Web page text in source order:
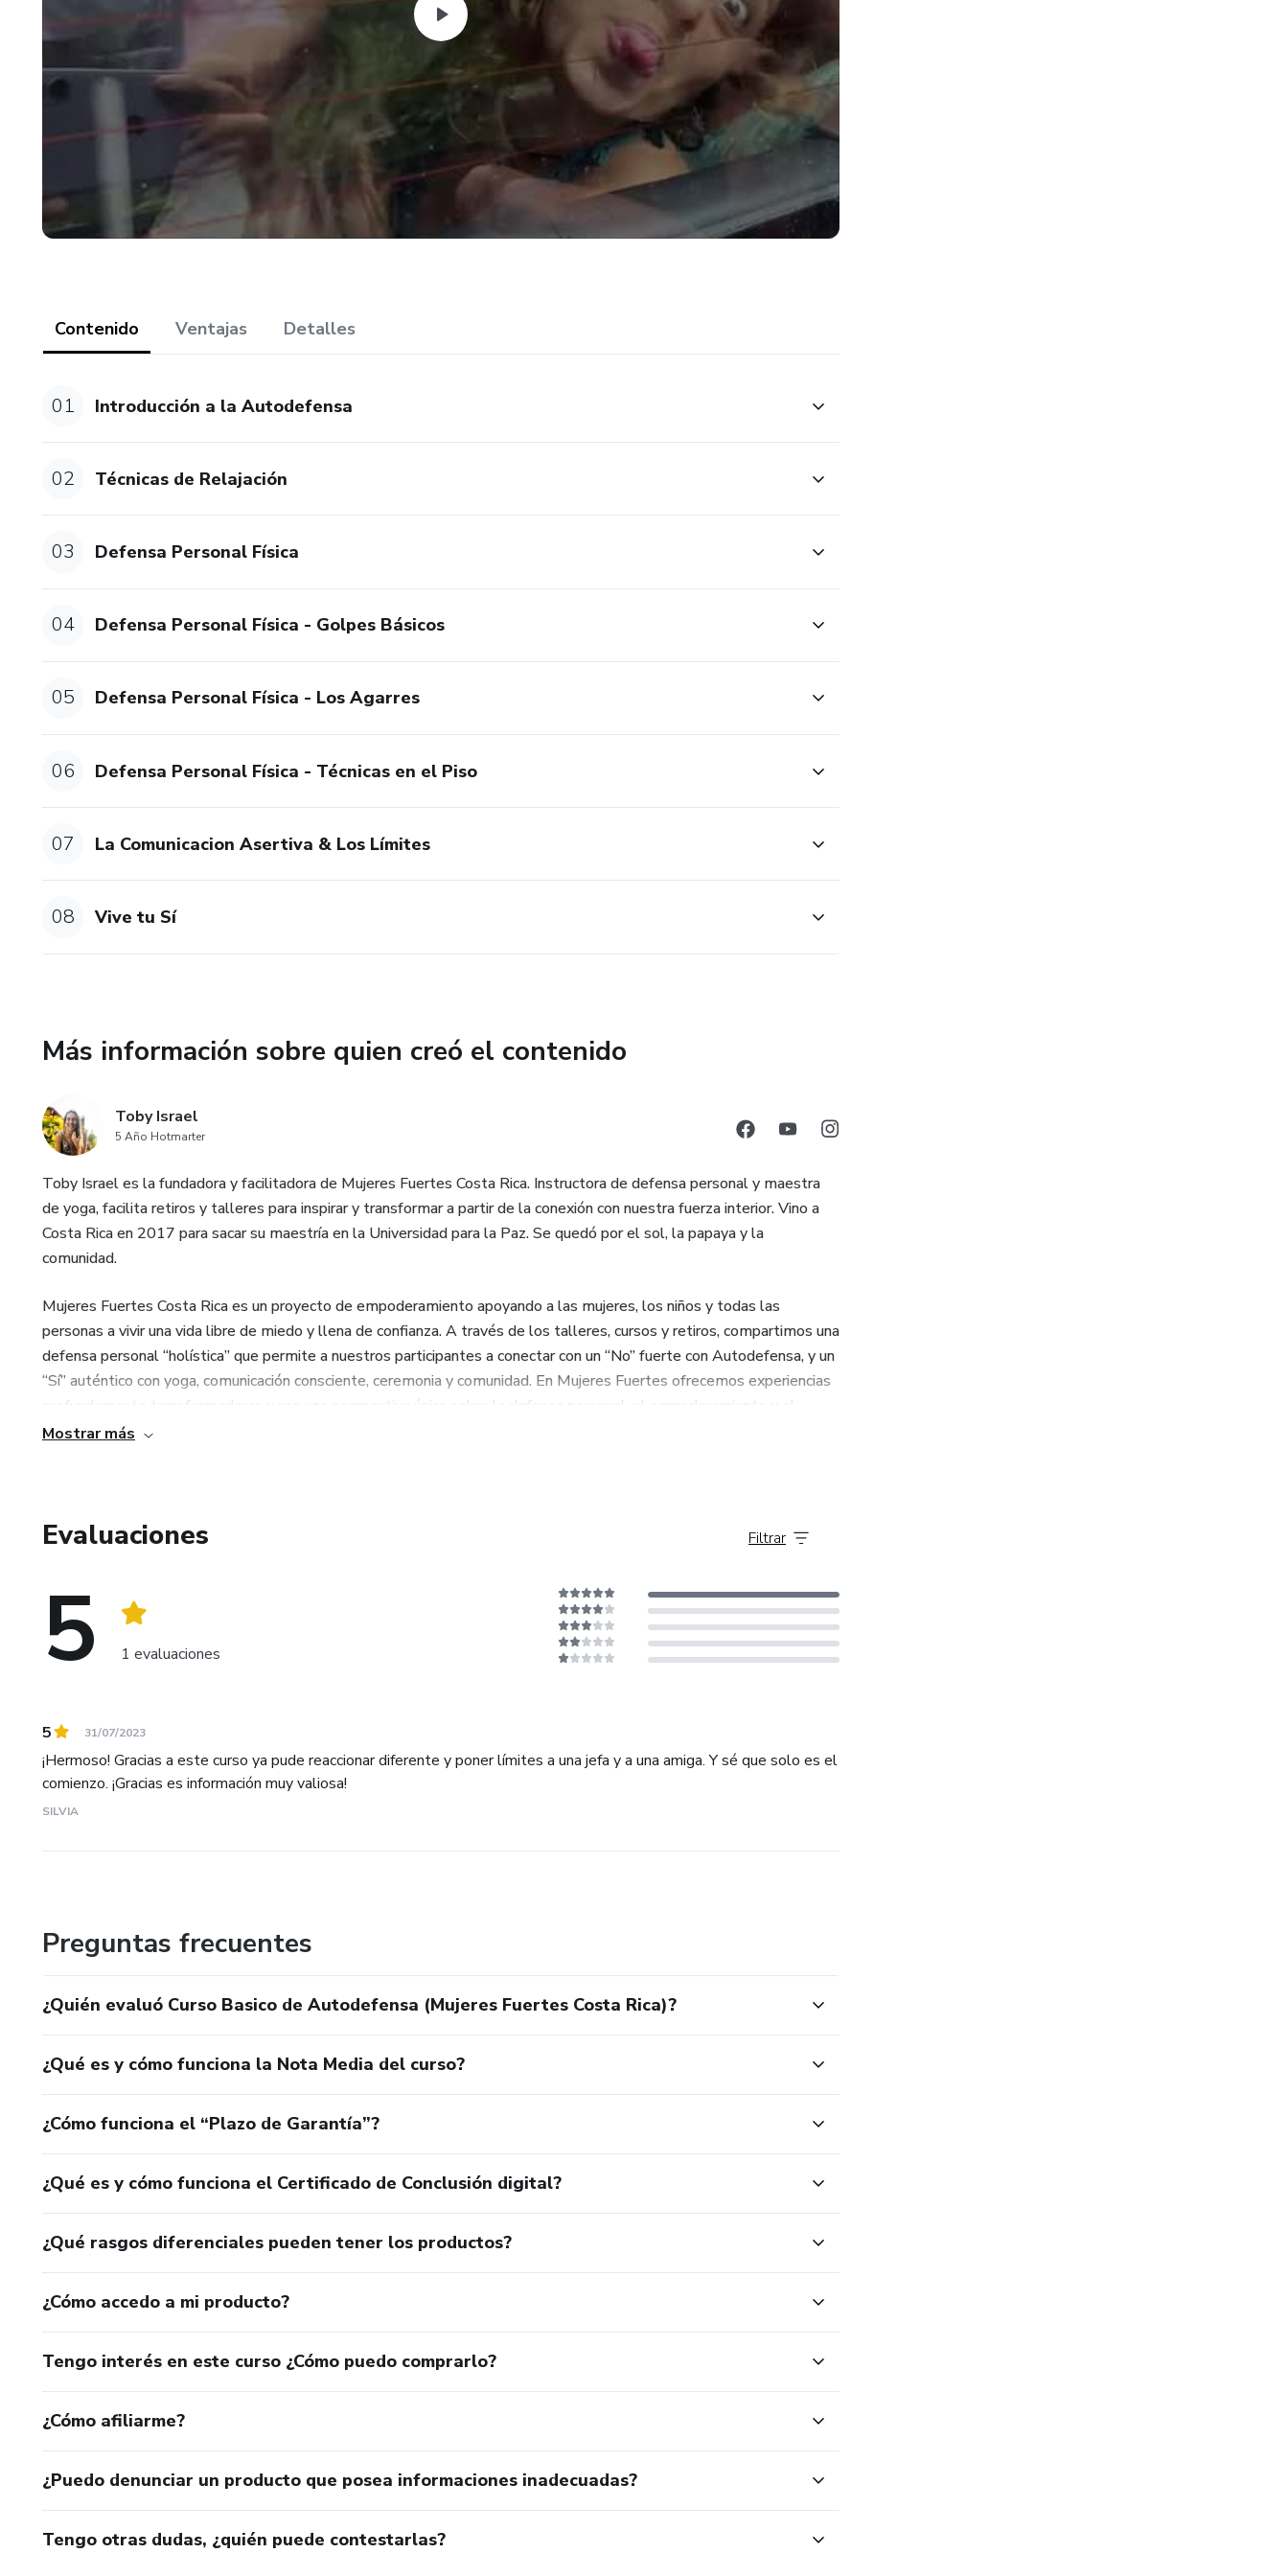
Te mereces sentirte bien en la calle, en tu casa y en tu cuerpo. Lo que buscamos en este
curso es darte las herramientas para que te sientas más seguro, explores a fondo tu
potencial y te sientas aún MÁS empoderado.
La Autodefensa y Empoderamiento no es solo para defender nuestros cuerpos: somos
más que cuerpos y tenemos que proteger nuestros corazones, almas, espíritus y mentes.
En éste taller vamos a trabajar nuestro NO, empoderar nuestro SÍ y explorar la vida que
nos espera más allá del miedo.
Contenido Ventajas Detalles
01 Introducción a la Autodefensa
02 Técnicas de Relajación
03 Defensa Personal Física
04 Defensa Personal Física - Golpes Básicos
05 Defensa Personal Física - Los Agarres
06 Defensa Personal Física - Técnicas en el Piso
07 La Comunicacion Asertiva & Los Límites
08 Vive tu Sí
Más información sobre quien creó el contenido
Toby Israel
5 Año Hotmarter
Toby Israel es la fundadora y facilitadora de Mujeres Fuertes Costa Rica. Instructora de defensa personal y maestra
de yoga, facilita retiros y talleres para inspirar y transformar a partir de la conexión con nuestra fuerza interior. Vino a
Costa Rica en 2017 para sacar su maestría en la Universidad para la Paz. Se quedó por el sol, la papaya y la
comunidad.
Mujeres Fuertes Costa Rica es un proyecto de empoderamiento apoyando a las mujeres, los niños y todas las
personas a vivir una vida libre de miedo y llena de confianza. A través de los talleres, cursos y retiros, compartimos una
defensa personal “holística” que permite a nuestros participantes a conectar con un “No” fuerte con Autodefensa, y un
“Sí” auténtico con yoga, comunicación consciente, ceremonia y comunidad. En Mujeres Fuertes ofrecemos experiencias
profundamente transformadoras y con una perspectiva única sobre la defensa personal, el empoderamiento y el
aprendizaje.
Mostrar más
Evaluaciones
5 1 evaluaciones
Filtrar
5 31/07/2023
¡Hermoso! Gracias a este curso ya pude reaccionar diferente y poner límites a una jefa y a una amiga. Y sé que solo es el
comienzo. ¡Gracias es información muy valiosa!
SILVIA
Preguntas frecuentes
¿Quién evaluó Curso Basico de Autodefensa (Mujeres Fuertes Costa Rica)?
¿Qué es y cómo funciona la Nota Media del curso?
¿Cómo funciona el “Plazo de Garantía”?
¿Qué es y cómo funciona el Certificado de Conclusión digital?
¿Qué rasgos diferenciales pueden tener los productos?
¿Cómo accedo a mi producto?
Tengo interés en este curso ¿Cómo puedo comprarlo?
¿Cómo afiliarme?
¿Puedo denunciar un producto que posea informaciones inadecuadas?
Tengo otras dudas, ¿quién puede contestarlas?